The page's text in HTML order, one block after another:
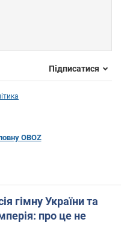
Підписатися
OBOZ
гімну України та
про це не